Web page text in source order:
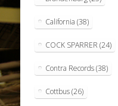
California (38)
COCK SPARRER (24)
Contra Records(38)
Cottbus(26)